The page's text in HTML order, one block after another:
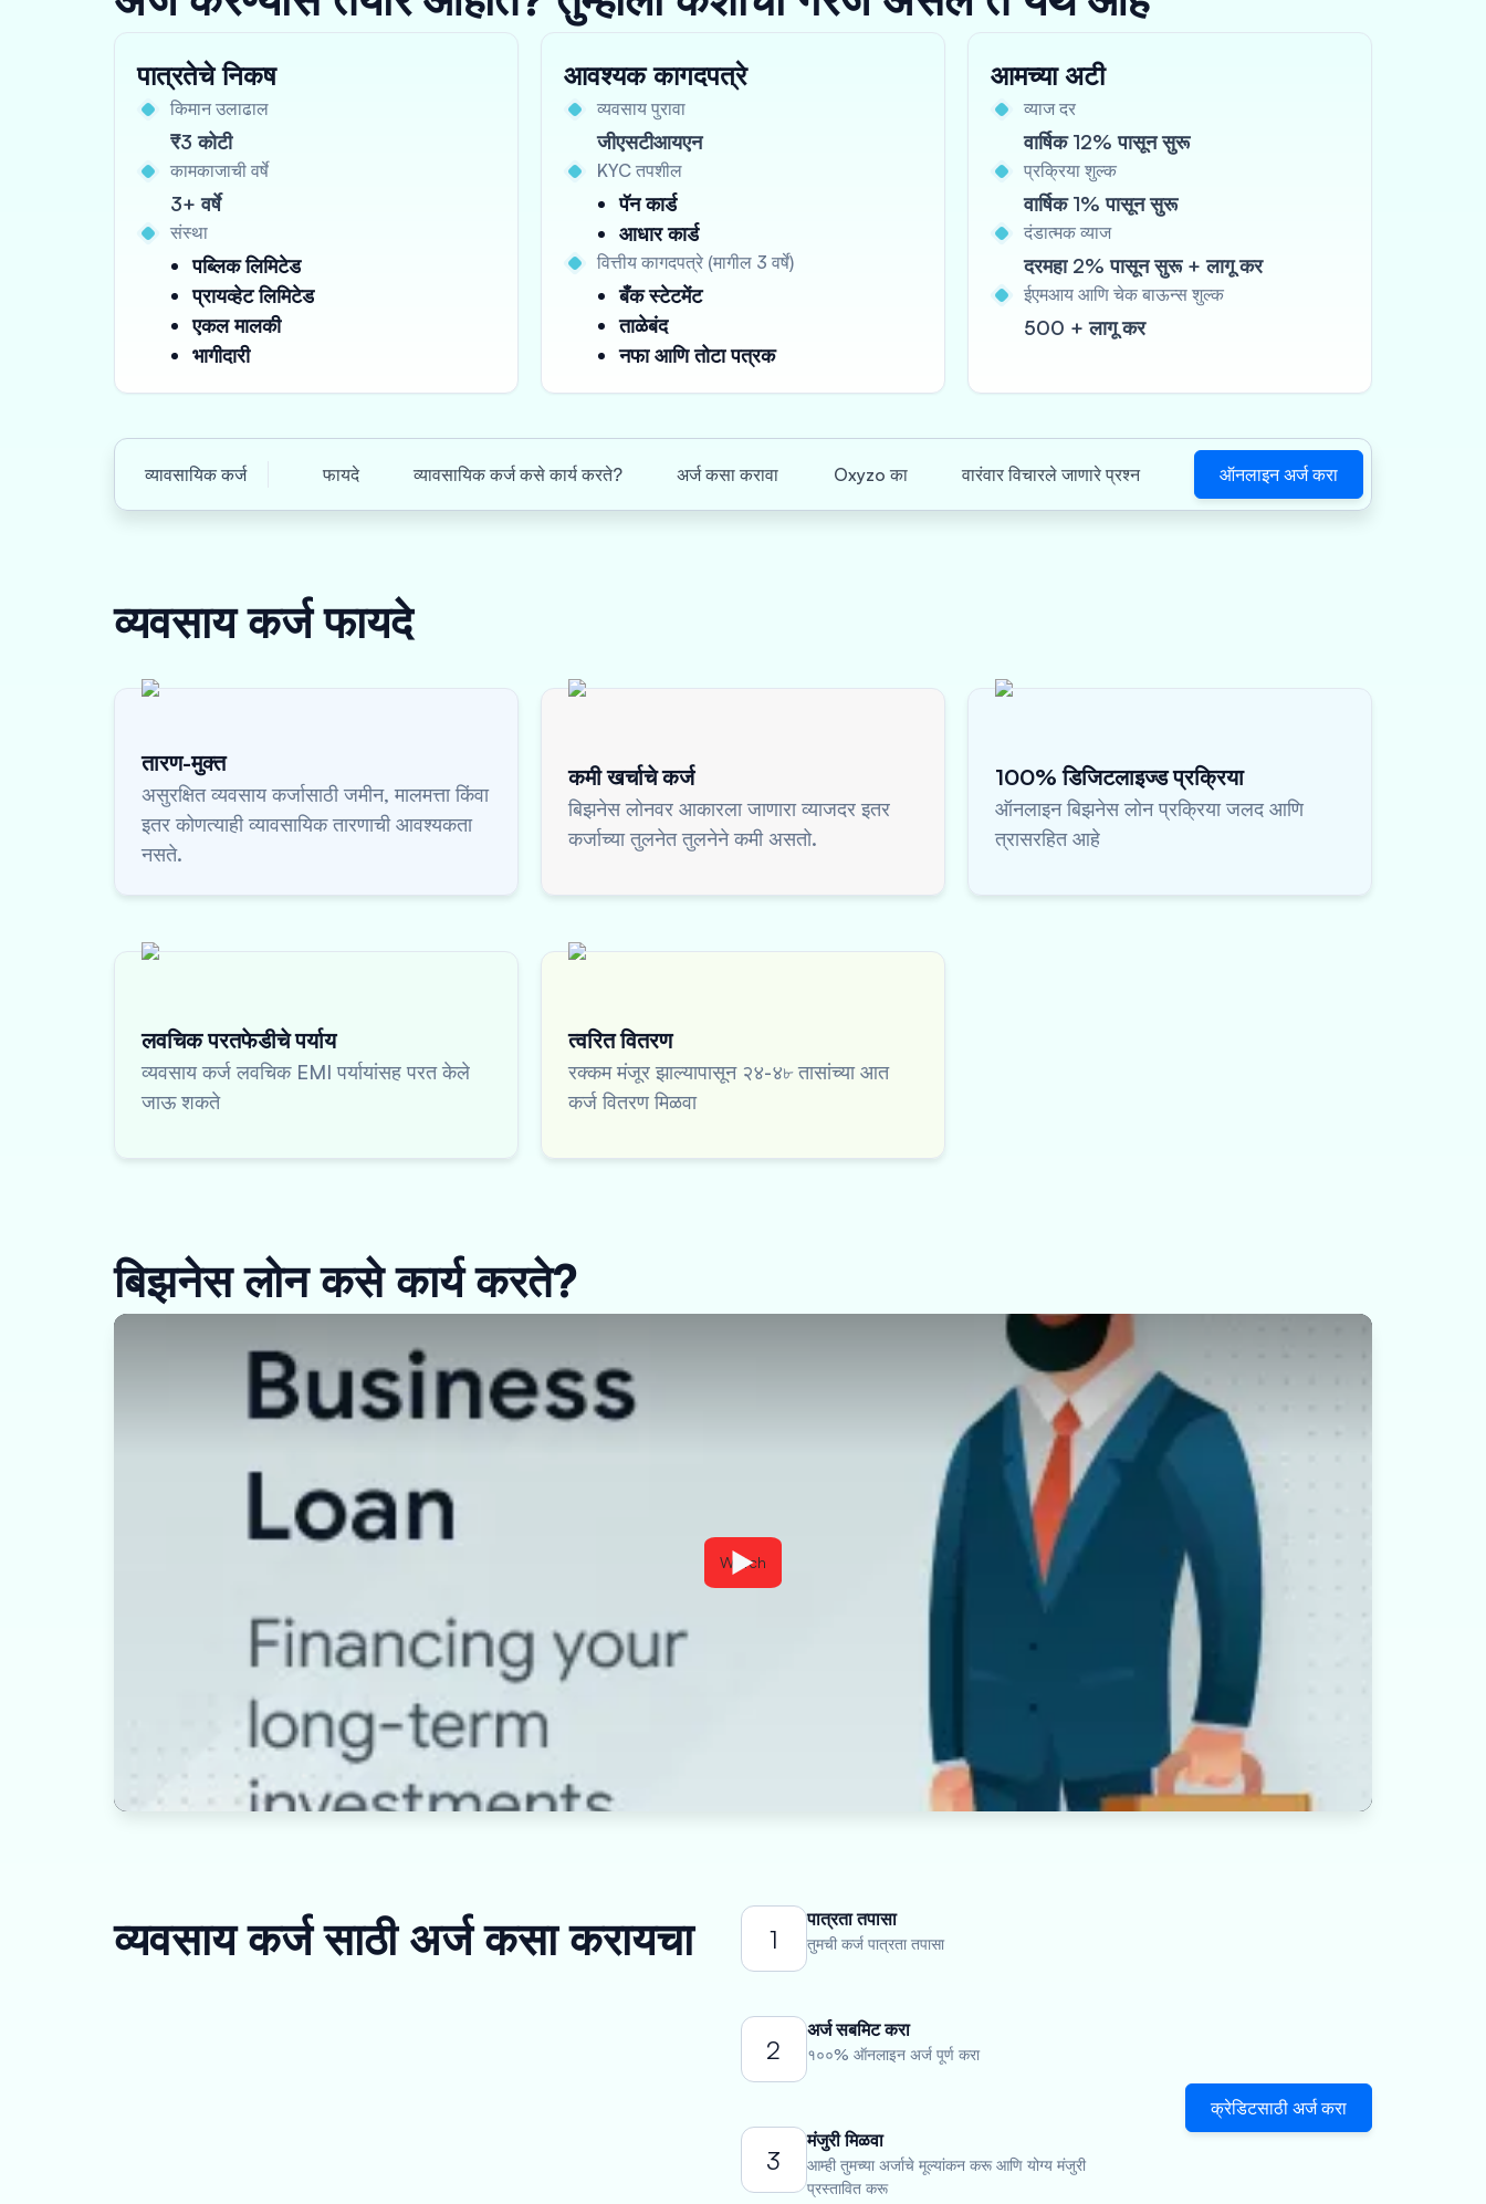
पात्रतेचे निकष
किमान उलाढाल
₹3 कोटी
कामकाजाची वर्षे
3+ वर्षे
संस्था
पब्लिक लिमिटेड
प्रायव्हेट लिमिटेड
एकल मालकी
भागीदारी
आवश्यक कागदपत्रे
व्यवसाय पुरावा
जीएसटीआयएन
KYC तपशील
पॅन कार्ड
आधार कार्ड
वित्तीय कागदपत्रे (मागील 3 वर्षे)
बँक स्टेटमेंट
ताळेबंद
नफा आणि तोटा पत्रक
आमच्या अटी
व्याज दर
वार्षिक 12% पासून सुरू
प्रक्रिया शुल्क
वार्षिक 1% पासून सुरू
दंडात्मक व्याज
दरमहा 2% पासून सुरू + लागू कर
ईएमआय आणि चेक बाऊन्स शुल्क
500 + लागू कर
व्यावसायिक कर्ज फायदे व्यावसायिक कर्ज कसे कार्य करते? अर्ज कसा करावा Oxyzo का वारंवार विचारले जाणारे प्रश्न ऑनलाइन अर्ज करा
व्यवसाय कर्जफायदे
तारण-मुक्त
असुरक्षित व्यवसाय कर्जासाठी जमीन, मालमत्ता किंवा
इतर कोणत्याही व्यावसायिक तारणाची आवश्यकता
नसते.
कमी खर्चाचे कर्ज
बिझनेस लोनवर आकारला जाणारा व्याजदर इतर
कर्जाच्या तुलनेत तुलनेने कमी असतो.
100% डिजिटलाइज्ड प्रक्रिया
ऑनलाइन बिझनेस लोन प्रक्रिया जलद आणि
त्रासरहित आहे
लवचिक परतफेडीचे पर्याय
व्यवसाय कर्ज लवचिक EMI पर्यायांसह परत केले
जाऊ शकते
त्वरित वितरण
रक्कम मंजूर झाल्यापासून २४-४৮ तासांच्या आत
कर्ज वितरण मिळवा
बिझनेस लोन कसे कार्य करते?
Watch
व्यवसाय कर्ज साठी अर्ज कसा करायचा 1
पात्रता तपासा
तुमची कर्ज पात्रता तपासा
2
अर्ज सबमिट करा
१००% ऑनलाइन अर्ज पूर्ण करा
3
मंजुरी मिळवा
आम्ही तुमच्या अर्जाचे मूल्यांकन करू आणि योग्य मंजुरी
प्रस्तावित करू
क्रेडिटसाठी अर्ज करा